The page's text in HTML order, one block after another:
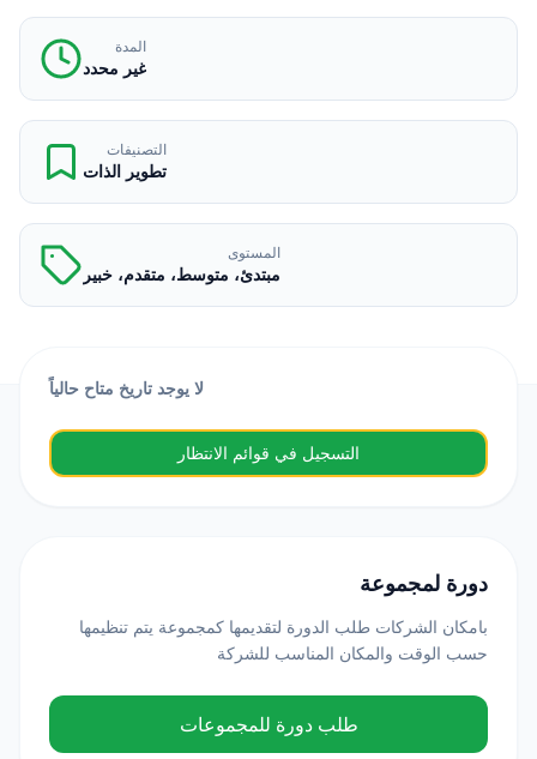
المدة
غير محدد
التصنيفات
تطوير الذات
المستوى
مبتدئ، متوسط، متقدم، خبير
لا يوجد تاريخ متاح حالياً
التسجيل في قوائم الانتظار
دورة لمجموعة
بامكان الشركات طلب الدورة لتقديمها كمجموعة يتم تنظيمها
حسب الوقت والمكان المناسب للشركة
طلب دورة للمجموعات